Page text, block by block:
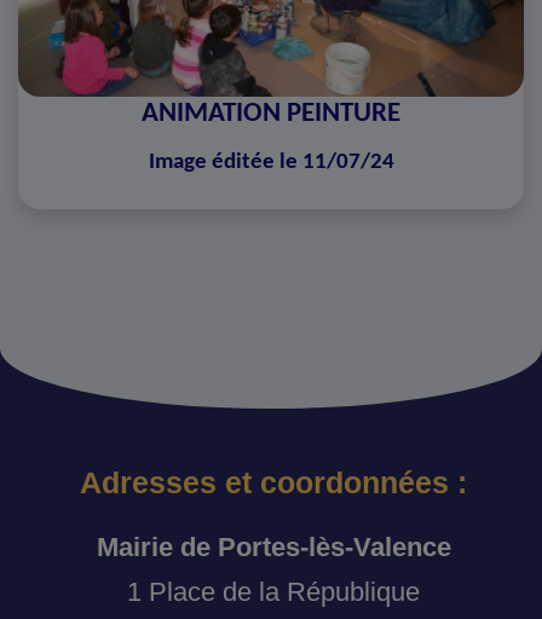
ANIMATION PEINTURE
Image éditée le 11/07/24
Adresses et coordonnées :
Mairie de Portes-lès-Valence
1 Place de la République